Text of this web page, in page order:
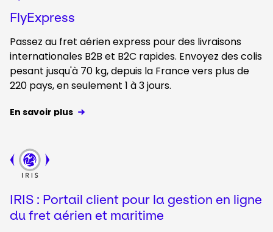
FlyExpress
Passez au fret aérien express pour des livraisons
internationales B2B et B2C rapides. Envoyez des colis
pesant jusqu'à 70 kg, depuis la France vers plus de
220 pays, en seulement 1 à 3 jours.
En savoir plus
Keepeek
IRIS : Portail client pour la gestion en ligne
du fret aérien et maritime